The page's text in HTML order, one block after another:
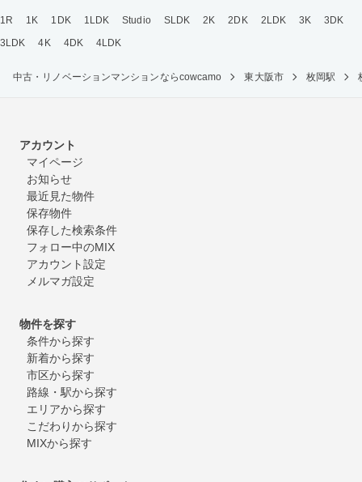
1R 1K 1DK 1LDK Studio SLDK 2K 2DK 2LDK 3K
3DK
3LDK
4K 4DK 4LDK
中古・リノベーションマンションならcowcamo 東大阪市 枚岡駅
アカウント
マイページ
お知らせ
最近見た物件
保存物件
保存した検索条件
フォロー中のMIX
アカウント設定
メルマガ設定
物件を探す
条件から探す
新着から探す
市区から探す
路線・駅から探す
エリアから探す
こだわりから探す
MIXから探す